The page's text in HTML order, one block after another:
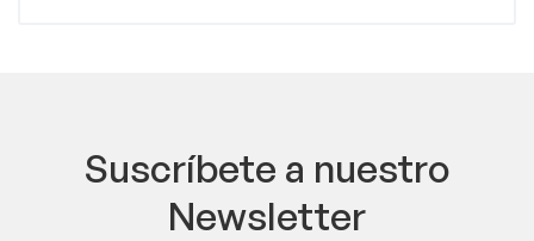
Suscríbete a nuestro
Newsletter